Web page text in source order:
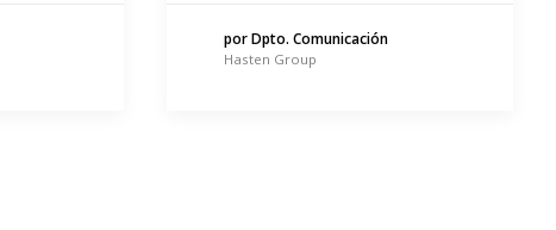
por Dpto. Comunicación
Hasten Group